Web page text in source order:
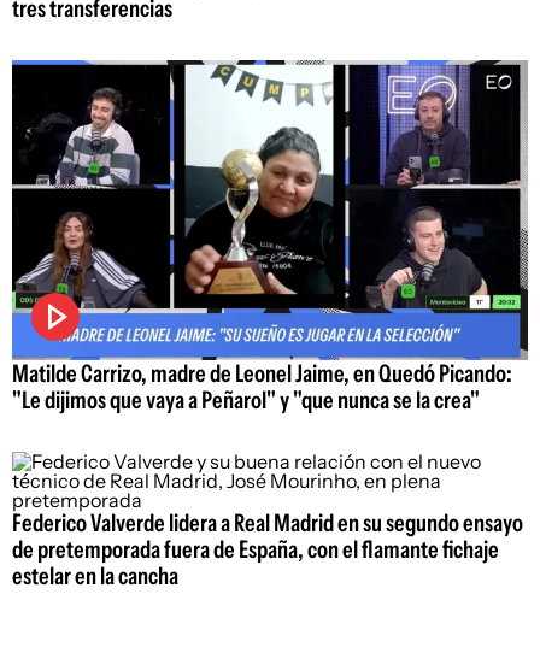
tres transferencias
Matilde Carrizo, madre de Leonel Jaime, en Quedó Picando:
"Le dijimos que vaya a Peñarol" y "que nunca se la crea"
Federico Valverde lidera a Real Madrid en su segundo ensayo
de pretemporada fuera de España, con el flamante fichaje
estelar en la cancha